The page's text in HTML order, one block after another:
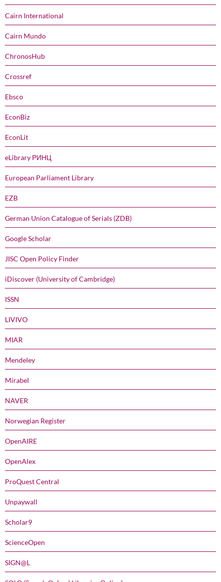
Cairn International
Cairn Mundo
ChronosHub
Crossref
Ebsco
EconBiz
EconLit
eLibrary РИНЦ
European Parliament Library
EZB
German Union Catalogue of Serials (ZDB)
Google Scholar
JISC Open Policy Finder
iDiscover (University of Cambridge)
ISSN
LIVIVO
MIAR
Mendeley
Mirabel
NAVER
Norwegian Register
OpenAIRE
OpenAlex
ProQuest Central
Unpaywall
Scholar9
ScienceOpen
SIGN@L